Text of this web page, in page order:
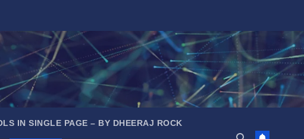
IN SINGLE PAGE – BY DHEERAJ ROCK